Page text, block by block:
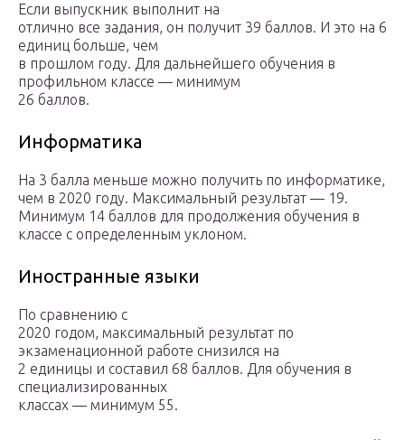
Если выпускник выполнит на
отлично все задания, он получит 39 баллов. И это на 6
единиц больше, чем
в прошлом году. Для дальнейшего обучения в
профильном классе — минимум
26 баллов.
Информатика
На 3 балла меньше можно получить по информатике,
чем в 2020 году. Максимальный результат — 19.
Минимум 14 баллов для продолжения обучения в
классе с определенным уклоном.
Иностранные языки
По сравнению с
2020 годом, максимальный результат по
экзаменационной работе снизился на
2 единицы и составил 68 баллов. Для обучения в
специализированных
классах — минимум 55.